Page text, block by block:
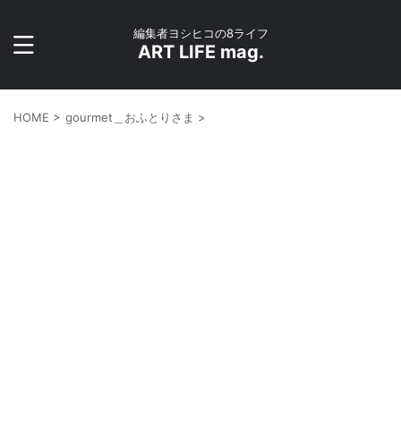
編集者ヨシヒコの8ライフ
ART LIFE mag.
HOME > gourmet＿おふとりさま >